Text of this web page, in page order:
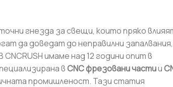
гнезда за свещи, които пряко
да доведат до неправилни запалвания,
имаме над 12 години опит в
вCNC фрезовани частии
промишленост. Тази статия